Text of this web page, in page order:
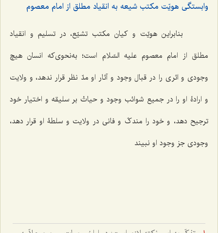
وابستگی هویّت مکتب شیعه به انقیاد مطلق از امام معصوم
بنابراین هویّت و کیان مکتب تشیّع، در تسلیم و انقیاد
مطلق از امام معصوم علیه السّلام است؛ به‌نحوی‌که انسان هیچ
وجودی و اثری را در قبال وجود و آثار او مدّ نظر قرار ندهد، و ولایت
و ارادۀ او را در جمیع شوائب وجود و حیاتْ بر سلیقه و اختیار خود
ترجیح دهد، و خود را مندکّ و فانی در ولایت و سلطۀ او قرار دهد،
وجودی جز وجود او نبیند